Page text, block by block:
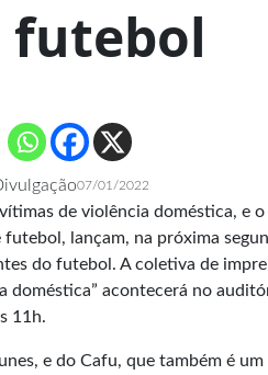
futebol
07/01/2022
de violência doméstica, e
lançam, na próxima
do futebol. A coletiva de
doméstica” acontecerá no
11h.
e do Cafu, que também é